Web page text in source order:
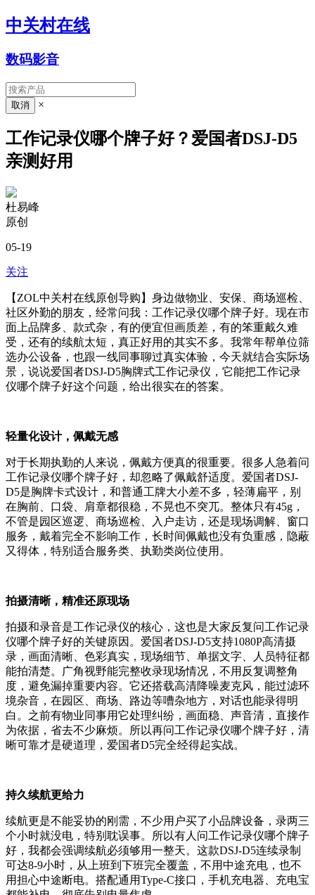
中关村在线
数码影音
×
工作记录仪哪个牌子好？爱国者DSJ-D5
亲测好用
杜易峰
原创
05-19
关注
【ZOL中关村在线原创导购】身边做物业、安保、商场巡检、
社区外勤的朋友，经常问我：工作记录仪哪个牌子好。现在市
面上品牌多、款式杂，有的便宜但画质差，有的笨重戴久难
受，还有的续航太短，真正好用的其实不多。我常年帮单位筛
选办公设备，也跟一线同事聊过真实体验，今天就结合实际场
景，说说爱国者DSJ-D5胸牌式工作记录仪，它能把工作记录
仪哪个牌子好这个问题，给出很实在的答案。
轻量化设计，佩戴无感
对于长期执勤的人来说，佩戴方便真的很重要。很多人急着问
工作记录仪哪个牌子好，却忽略了佩戴舒适度。爱国者DSJ-
D5是胸牌卡式设计，和普通工牌大小差不多，轻薄扁平，别
在胸前、口袋、肩章都很稳，不晃也不突兀。整体只有45g，
不管是园区巡逻、商场巡检、入户走访，还是现场调解、窗口
服务，戴着完全不影响工作，长时间佩戴也没有负重感，隐蔽
又得体，特别适合服务类、执勤类岗位使用。
拍摄清晰，精准还原现场
拍摄和录音是工作记录仪的核心，这也是大家反复问工作记录
仪哪个牌子好的关键原因。爱国者DSJ-D5支持1080P高清摄
录，画面清晰、色彩真实，现场细节、单据文字、人员特征都
能拍清楚。广角视野能完整收录现场情况，不用反复调整角
度，避免漏掉重要内容。它还搭载高清降噪麦克风，能过滤环
境杂音，在园区、商场、路边等嘈杂地方，对话也能录得明
白。之前有物业同事用它处理纠纷，画面稳、声音清，直接作
为依据，省去不少麻烦。所以再问工作记录仪哪个牌子好，清
晰可靠才是硬道理，爱国者D5完全经得起实战。
持久续航更给力
续航更是不能妥协的刚需，不少用户买了小品牌设备，录两三
个小时就没电，特别耽误事。所以有人问工作记录仪哪个牌子
好，我都会强调续航必须够用一整天。这款DSJ-D5连续录制
可达8-9小时，从上班到下班完全覆盖，不用中途充电，也不
用担心中途断电。搭配通用Type-C接口，手机充电器、充电宝